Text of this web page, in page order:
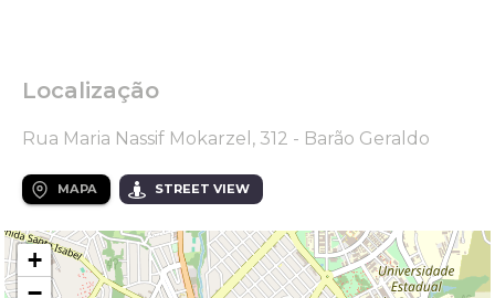
Localização
Rua Maria Nassif Mokarzel, 312 - Barão Geraldo
MAPA STREET VIEW
+